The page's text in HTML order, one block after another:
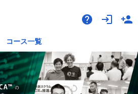
help login person_add
コース一覧